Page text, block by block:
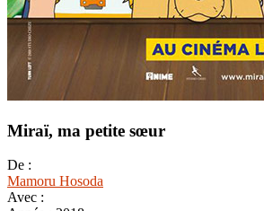
Miraï, ma petite sœur
De :
Mamoru Hosoda
Avec :